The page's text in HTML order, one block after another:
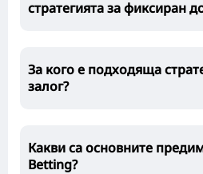
стратегията за фиксиран
За кого е подходяща
залог?
Какви са основните
Betting?